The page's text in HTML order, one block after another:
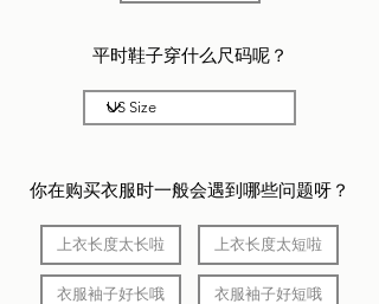
平时鞋子穿什么尺码呢？
你在购买衣服时一般会遇到哪些问题呀？
上衣长度太长啦 上衣长度太短啦
衣服袖子好长哦 衣服袖子好短哦